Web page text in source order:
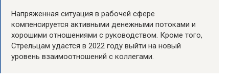
Напряженная ситуация в рабочей сфере
компенсируется активными денежными потоками и
хорошими отношениями с руководством. Кроме того,
Стрельцам удастся в 2022 году выйти на новый
уровень взаимоотношений с коллегами.